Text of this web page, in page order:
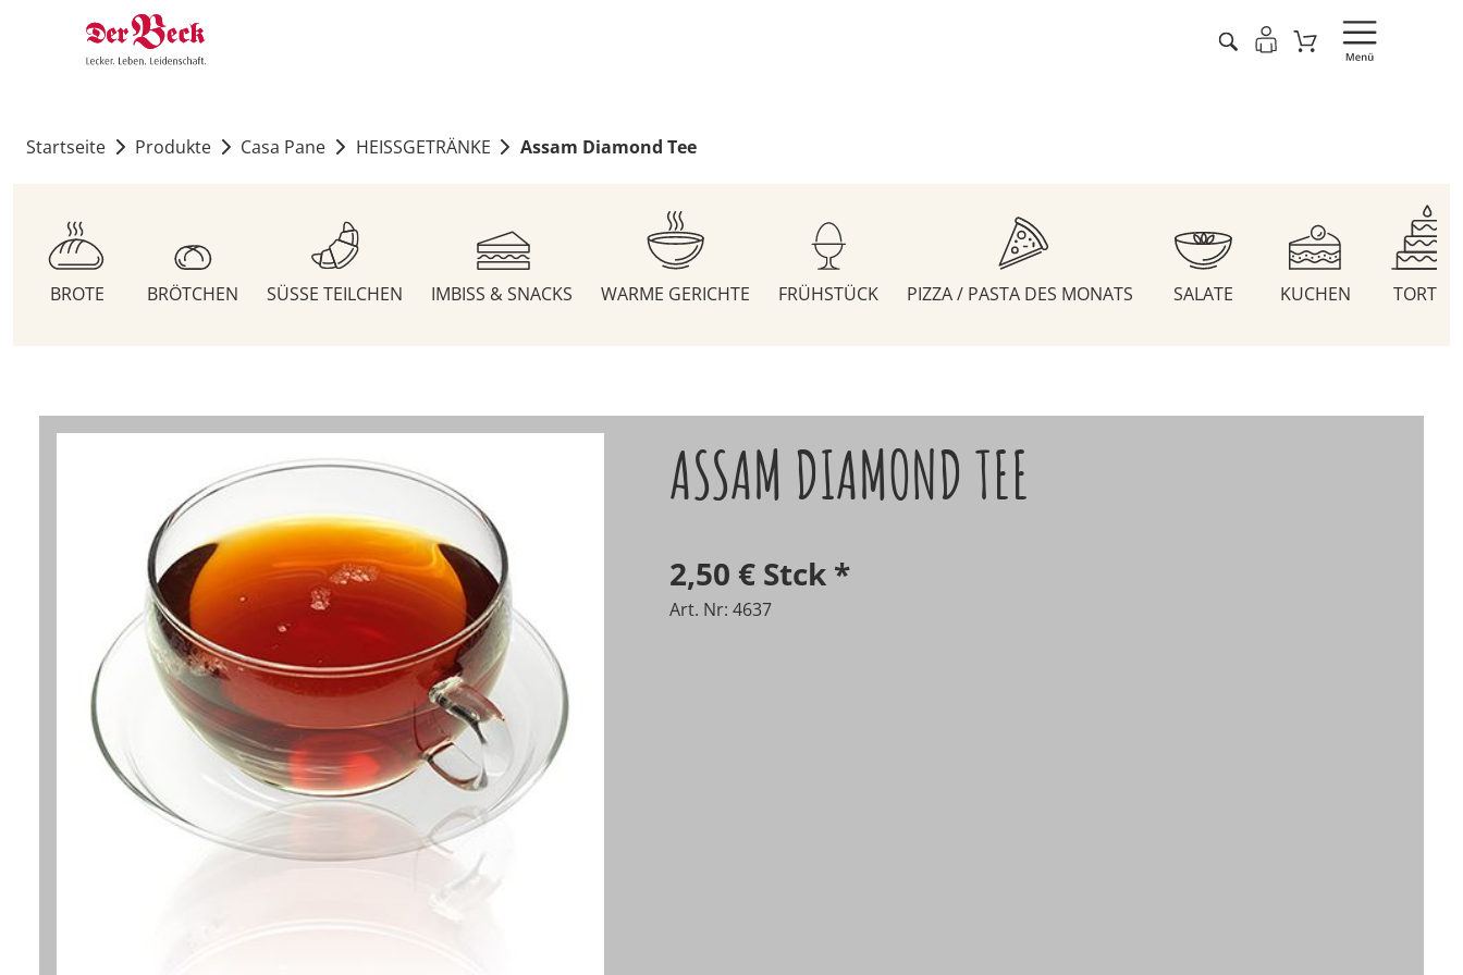
Startseite Produkte Casa Pane HEISSGETRÄNKE Assam Diamond Tee
BROTE BRÖTCHEN SÜSSE TEILCHEN IMBISS & SNACKS WARME GERICHTE FRÜHSTÜCK PIZZA / PASTA DES MONATS SALATE KUCHEN TORTEN
ASSAM DIAMOND TEE
2,50 € Stck*
Art. Nr: 4637